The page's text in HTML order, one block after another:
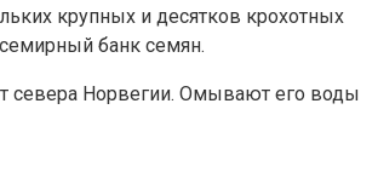
крупных и десятков крохотных
банк семян.
севера Норвегии. Омывают его воды